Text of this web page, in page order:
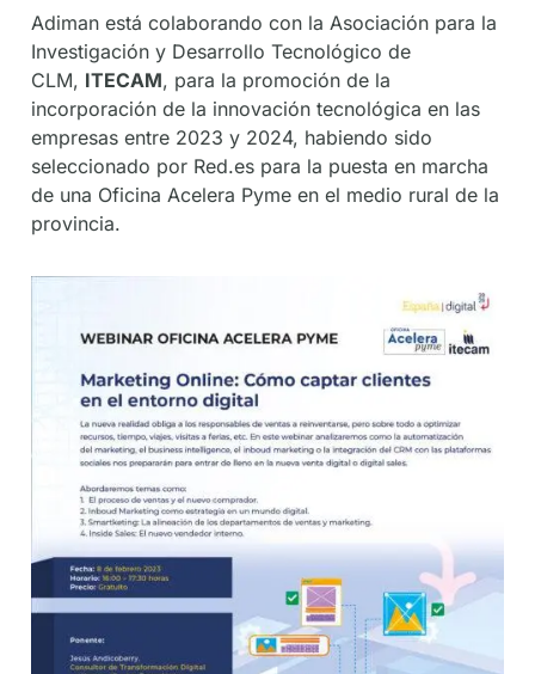
Adiman está colaborando con la Asociación para la
Investigación y Desarrollo Tecnológico de
CLM, ITECAM, para la promoción de la
incorporación de la innovación tecnológica en las
empresas entre 2023 y 2024, habiendo sido
seleccionado por Red.es para la puesta en marcha
de una Oficina Acelera Pyme en el medio rural de la
provincia.